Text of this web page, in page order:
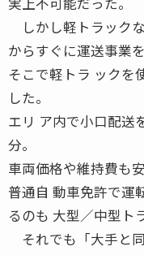
しかし軽トラック
からすぐに運送事業
そこで軽トラ ックを
した。
エリ ア内で小口配送
分。
車両価格や維持費も
普通自 動車免許で運
るのも 大型／中型ト
それでも「大手と